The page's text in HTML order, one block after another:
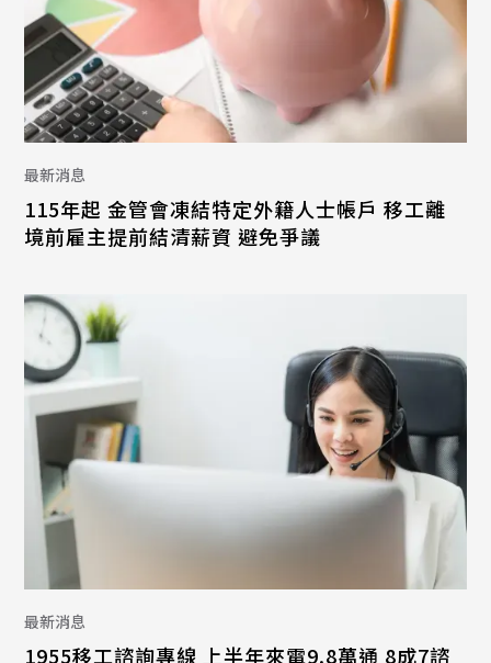
最新消息
115年起 金管會凍結特定外籍人士帳戶 移工離
境前雇主提前結清薪資 避免爭議
最新消息
1955移工諮詢專線 上半年來電9.8萬通 8成7諮